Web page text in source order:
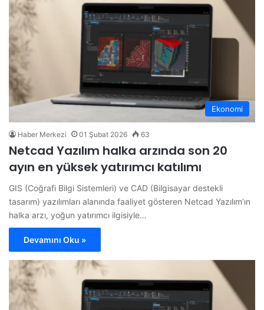
Ekonomi
Haber Merkezi 01 Şubat 2026 63
Netcad Yazılım halka arzında son 20
ayın en yüksek yatırımcı katılımı
GIS (Coğrafi Bilgi Sistemleri) ve CAD (Bilgisayar destekli
tasarım) yazılımları alanında faaliyet gösteren Netcad Yazılım’ın
halka arzı, yoğun yatırımcı ilgisiyle…
Devamını Oku »